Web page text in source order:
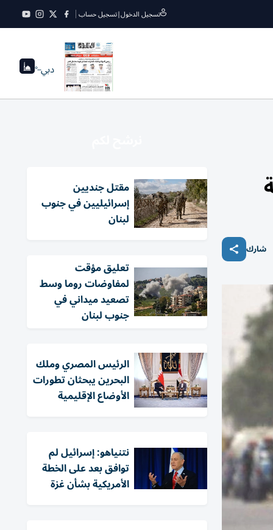
تسجيل الدخول|تسجيل حساب
دبي--°
شارك
مقتل جنديين
إسرائيليين في جنوب
لبنان
تعليق مؤقت
لمفاوضات روما وسط
تصعيد ميداني في
جنوب لبنان
الرئيس المصري وملك
البحرين يبحثان تطورات
الأوضاع الإقليمية
نتنياهو: إسرائيل لم
توافق بعد على الخطة
الأمريكية بشأن غزة